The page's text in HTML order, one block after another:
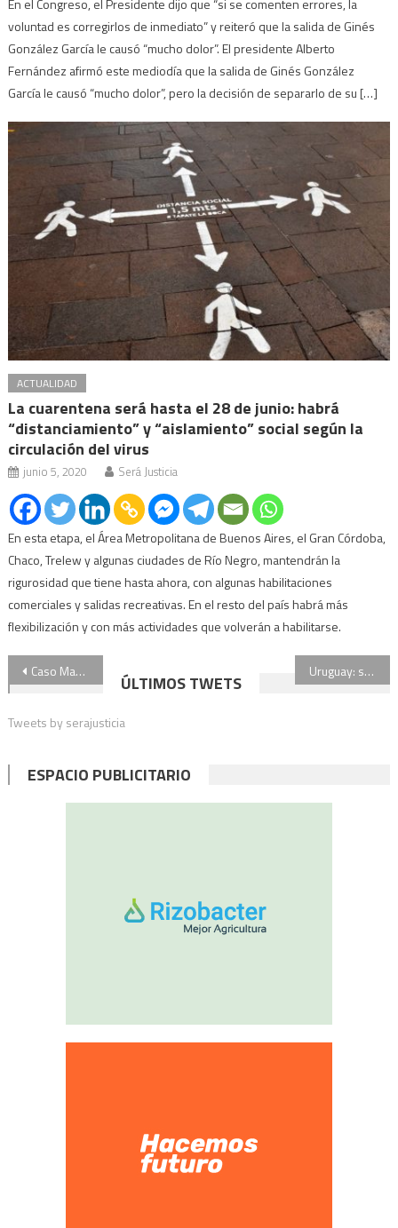
En el Congreso, el Presidente dijo que “si se comenten errores, la
voluntad es corregirlos de inmediato” y reiteró que la salida de Ginés
González García le causó “mucho dolor”. El presidente Alberto
Fernández afirmó este mediodía que la salida de Ginés González
García le causó “mucho dolor”, pero la decisión de separarlo de su […]
ACTUALIDAD
La cuarentena será hasta el 28 de junio: habrá
“distanciamiento” y “aislamiento” social según la
circulación del virus
junio 5, 2020 Será Justicia
En esta etapa, el Área Metropolitana de Buenos Aires, el Gran Córdoba,
Chaco, Trelew y algunas ciudades de Río Negro, mantendrán la
rigurosidad que tiene hasta ahora, con algunas habilitaciones
comerciales y salidas recreativas. En el resto del país habrá más
flexibilización y con más actividades que volverán a habilitarse.
Navegación
de
entradas
Caso Maradona: rechazaron el pedido de Luque para suspender la junta médica Uruguay: subastan autos de alta gama del sindicalista Marcelo Balcedo
ÚLTIMOS TWETS
Tweets by serajusticia
ESPACIO PUBLICITARIO